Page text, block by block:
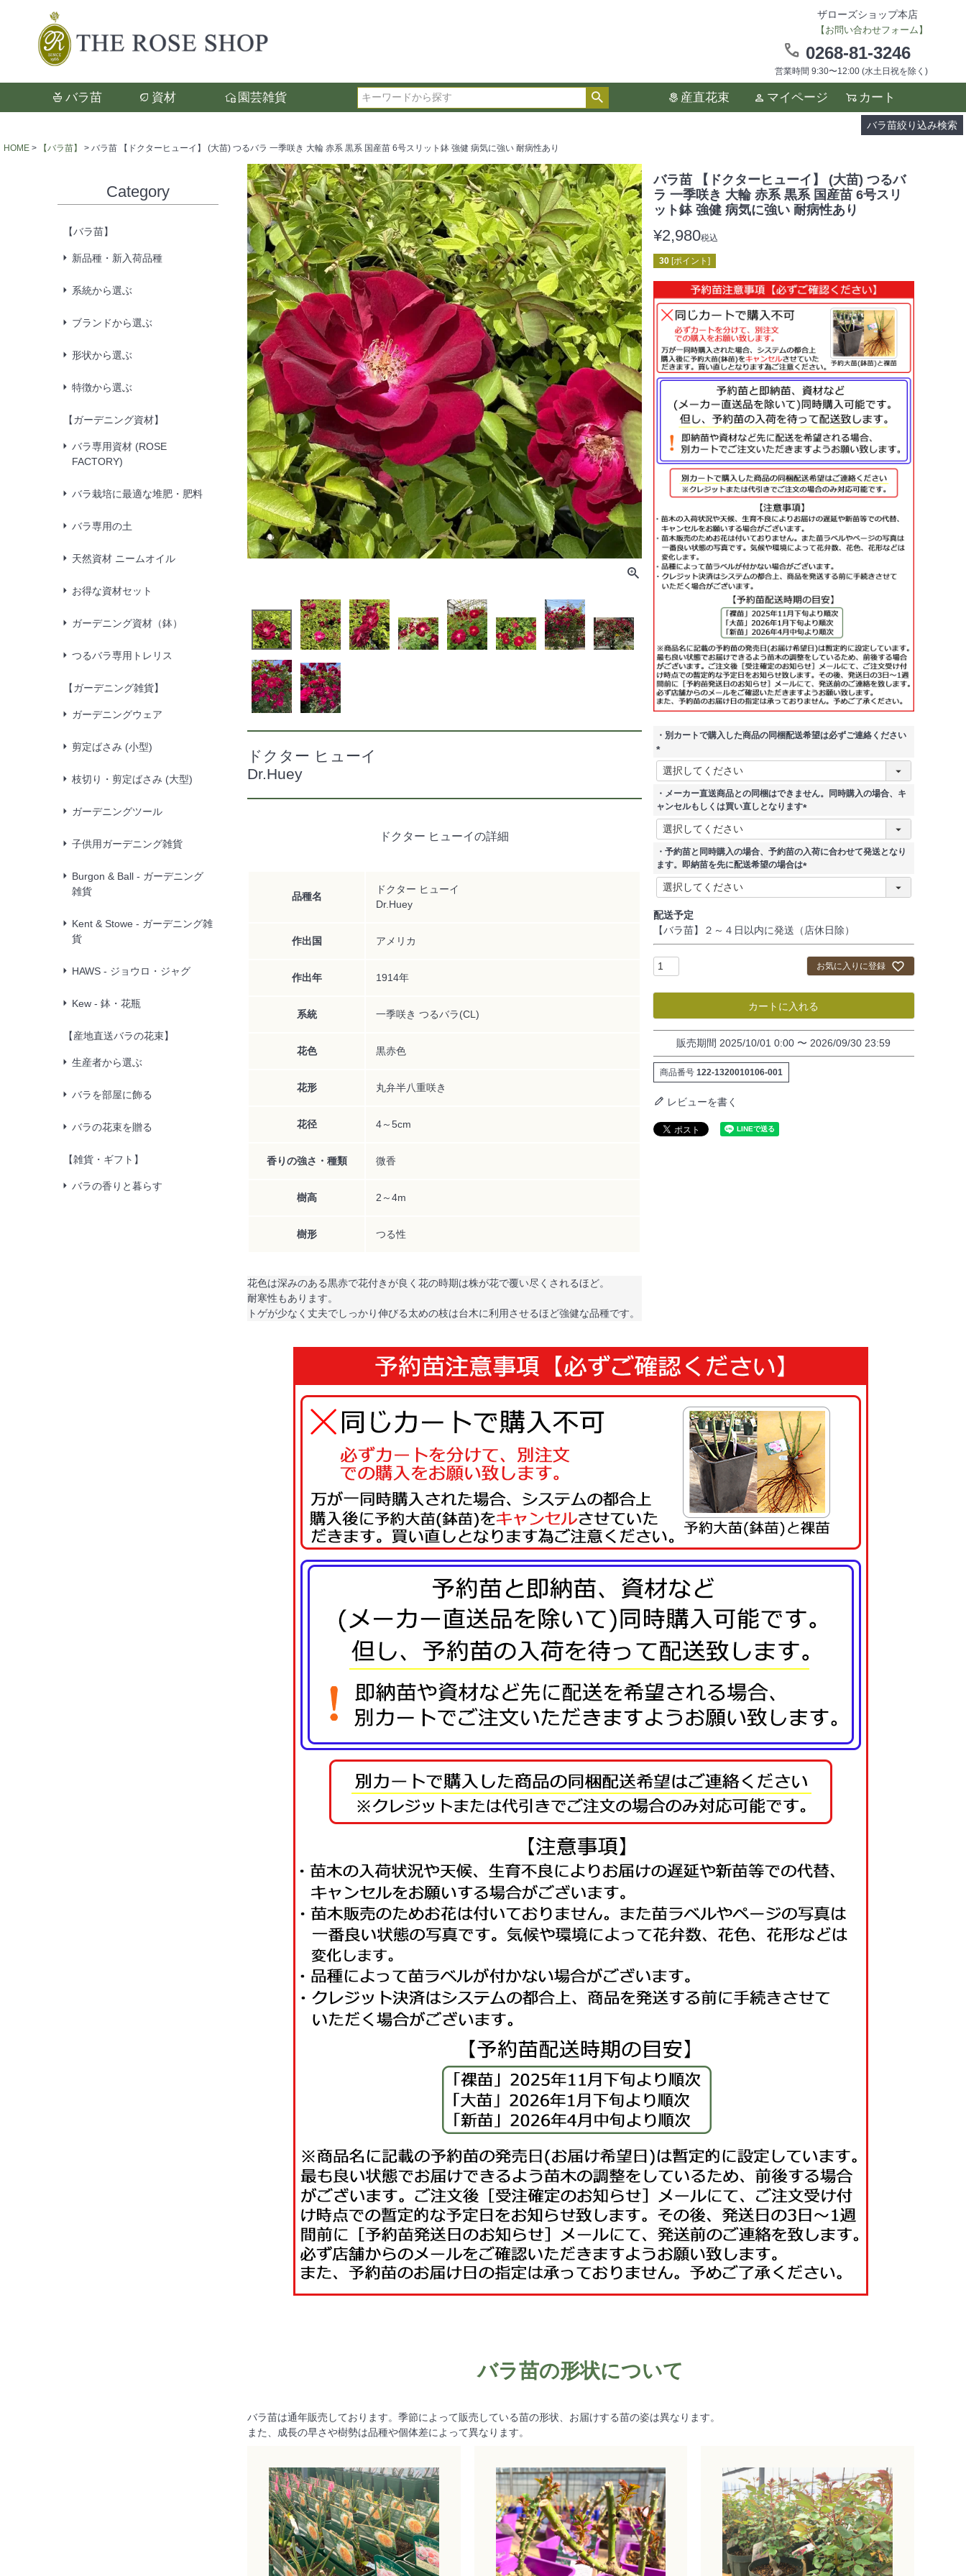
ザローズショップ本店
【お問い合わせフォーム】
0268-81-3246
営業時間 9:30〜12:00 (水土日祝を除く)
バラ苗 資材 園芸雑貨
検索 産直花束 マイページ カート
バラ苗絞り込み検索
検索
選択した項目全てに該当する品種のみ検索結果に表示されます。
タイプ、カラー、ブランドなどは1つずつ選択してください。
HOME 【バラ苗】 バラ苗 【ドクターヒューイ】 (大苗) つるバラ 一季咲き 大輪 赤系 黒系 国産苗 6号スリット鉢 強健 病気に強い 耐病性あり
Category
【バラ苗】
新品種・新入荷品種
系統から選ぶ
ブランドから選ぶ
形状から選ぶ
特徴から選ぶ
【ガーデニング資材】
バラ専用資材 (ROSE
FACTORY)
バラ栽培に最適な堆肥・肥料
バラ専用の土
天然資材 ニームオイル
お得な資材セット
ガーデニング資材（鉢）
つるバラ専用トレリス
【ガーデニング雑貨】
ガーデニングウェア
剪定ばさみ (小型)
枝切り・剪定ばさみ (大型)
ガーデニングツール
子供用ガーデニング雑貨
Burgon & Ball - ガーデニング
雑貨
Kent & Stowe - ガーデニング雑
貨
HAWS - ジョウロ・ジャグ
Kew - 鉢・花瓶
【産地直送バラの花束】
生産者から選ぶ
バラを部屋に飾る
バラの花束を贈る
【雑貨・ギフト】
バラの香りと暮らす
ドクター ヒューイ
Dr.Huey
ドクター ヒューイの詳細
品種名
ドクター ヒューイ
Dr.Huey
作出国 アメリカ
作出年 1914年
系統 一季咲き つるバラ(CL)
花色 黒赤色
花形 丸弁半八重咲き
花径 4～5cm
香りの強さ・種類 微香
樹高 2～4m
樹形 つる性
花色は深みのある黒赤で花付きが良く花の時期は株が花で覆い尽くされるほど。
耐寒性もあります。
トゲが少なく丈夫でしっかり伸びる太めの枝は台木に利用させるほど強健な品種です。
バラ苗 【ドクターヒューイ】 (大苗) つるバ
ラ 一季咲き 大輪 赤系 黒系 国産苗 6号スリ
ット鉢 強健 病気に強い 耐病性あり
¥2,980税込
30 [ポイント]
・別カートで購入した商品の同梱配送希望は必ずご連絡ください
(
必
須・メーカー直送商品との同梱はできません。同時購入の場合、キ
ャンセルもしくは買い直しとなります
(
須
)
・予約苗と同時購入の場合、予約苗の入荷に合わせて発送となり
ます。即納苗を先に配送希望の場合は
(
配送予定
【バラ苗】２～４日以内に発送（店休日除）
お気に入りに登録
カートに入れる
販売期間 2025/10/01 0:00 〜 2026/09/30 23:59
商品番号 122-1320010106-001
レビューを書く
バラ苗の形状について
バラ苗は通年販売しております。季節によって販売している苗の形状、お届けする苗の姿は異なります。
また、成長の早さや樹勢は品種や個体差によって異なります。